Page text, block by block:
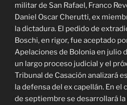
militar de San Rafael, Franco
Daniel Oscar Cherutti, ex
la dictadura. El pedido de
Boschi, en rigor, fue aceptado
Apelaciones de Bolonia en julio
un largo proceso judicial y el
Tribunal de Casación analizará
la defensa del ex capellán. En el
de septiembre se desarrollará